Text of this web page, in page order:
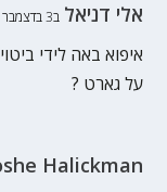
אלי דניאל ב3 בדצמבר 2022 ב20:46
איפוא באה לידי
על גארט ?
Halickman